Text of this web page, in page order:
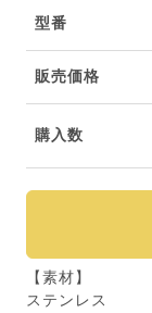
型番
販売価格
購入数
【素材】
ステンレス